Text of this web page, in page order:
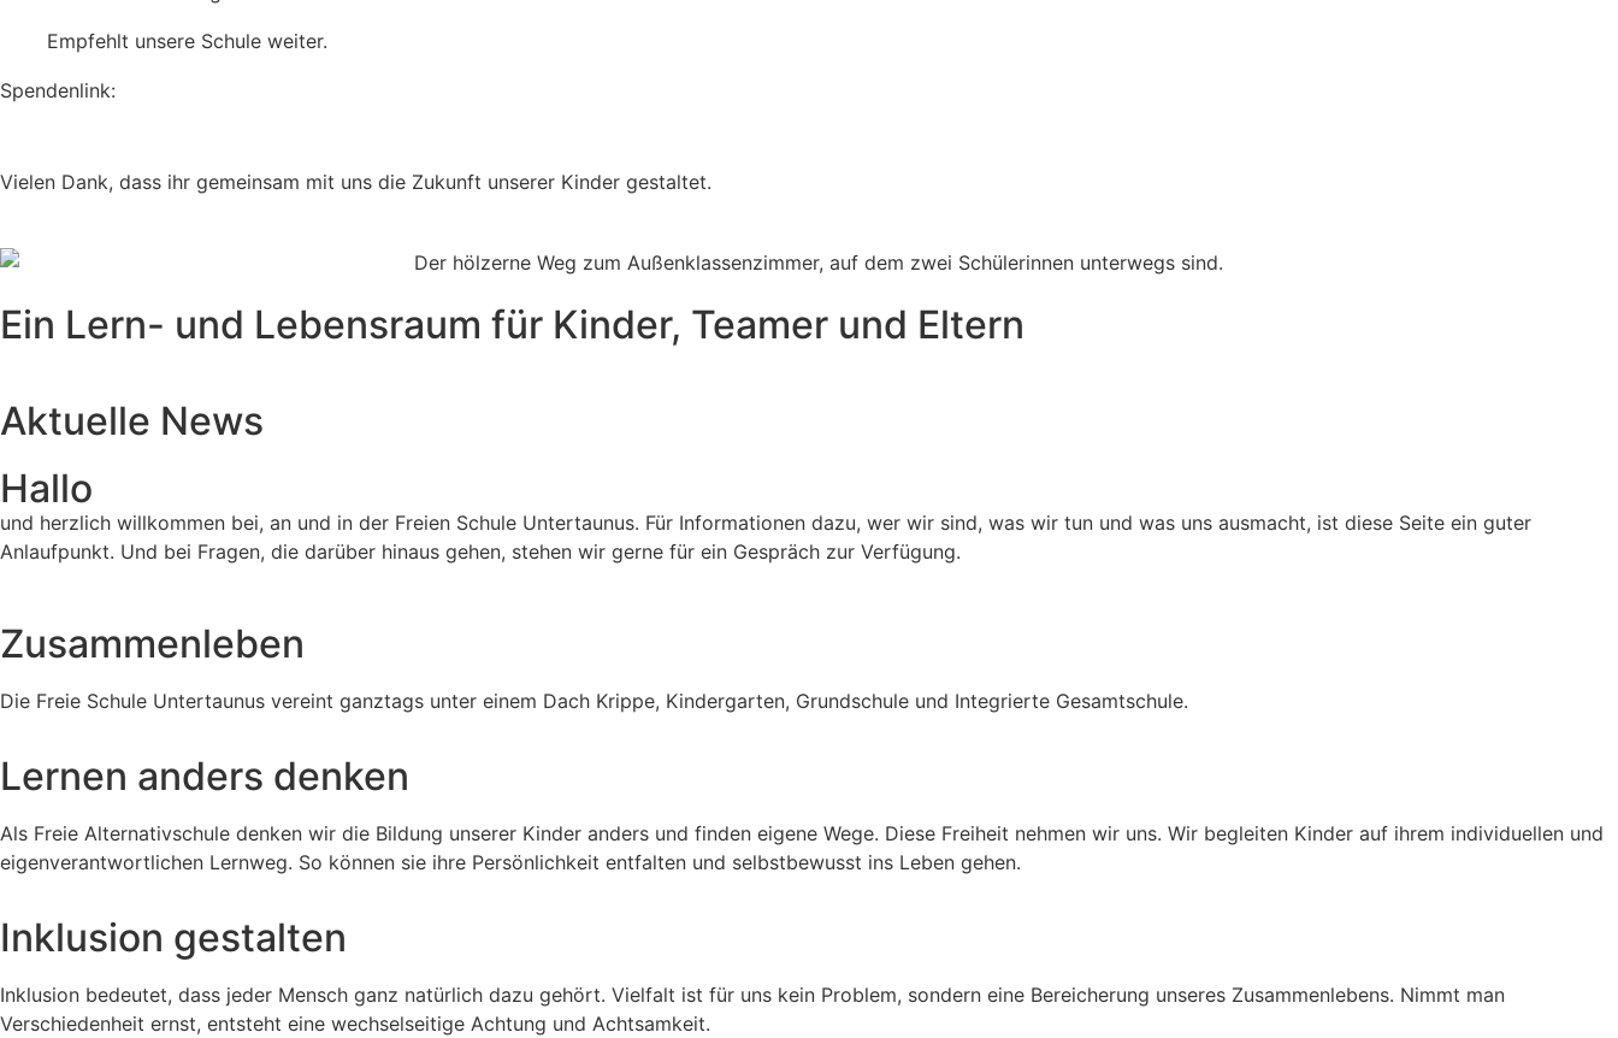
Empfehlt unsere Schule weiter.
Spendenlink:
Vielen Dank, dass ihr gemeinsam mit uns die Zukunft unserer Kinder gestaltet.
Ein Lern- und Lebensraum für Kinder, Teamer und Eltern
Aktuelle News
Hallo
und herzlich willkommen bei, an und in der Freien Schule Untertaunus. Für Informationen dazu, wer wir sind, was wir tun und was uns ausmacht, ist diese Seite ein guter
Anlaufpunkt. Und bei Fragen, die darüber hinaus gehen, stehen wir gerne für ein Gespräch zur Verfügung.
Zusammenleben
Die Freie Schule Untertaunus vereint ganztags unter einem Dach Krippe, Kindergarten, Grundschule und Integrierte Gesamtschule.
Lernen anders denken
Als Freie Alternativschule denken wir die Bildung unserer Kinder anders und finden eigene Wege. Diese Freiheit nehmen wir uns. Wir begleiten Kinder auf ihrem individuellen und
eigenverantwortlichen Lernweg. So können sie ihre Persönlichkeit entfalten und selbstbewusst ins Leben gehen.
Inklusion gestalten
Inklusion bedeutet, dass jeder Mensch ganz natürlich dazu gehört. Vielfalt ist für uns kein Problem, sondern eine Bereicherung unseres Zusammenlebens. Nimmt man
Verschiedenheit ernst, entsteht eine wechselseitige Achtung und Achtsamkeit.